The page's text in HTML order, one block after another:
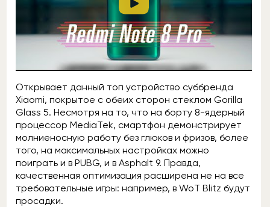
Открывает данный топ устройство суббренда
Xiaomi, покрытое с обеих сторон стеклом Gorilla
Glass 5. Несмотря на то, что на борту 8-ядерный
процессор MediaTek, смартфон демонстрирует
молниеносную работу без глюков и фризов, более
того, на максимальных настройках можно
поиграть и в PUBG, и в Asphalt 9. Правда,
качественная оптимизация расширена не на все
требовательные игры: например, в WoT Blitz будут
просадки.